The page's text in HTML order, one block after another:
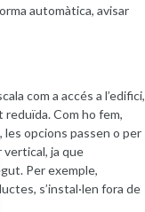
automàtica, avisar
com a accés a l’edifici,
Com ho fem,
les opcions passen o per
vertical, ja que
Per exemple,
s’instal·len fora de